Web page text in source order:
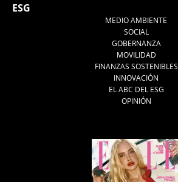
ESG
MEDIO AMBIENTE
SOCIAL
GOBERNANZA
MOVILIDAD
FINANZAS SOSTENIBLES
INNOVACIÓN
EL ABC DEL ESG
OPINIÓN